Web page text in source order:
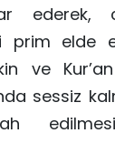
ederek,
prim elde
ve Kur’an
sessiz